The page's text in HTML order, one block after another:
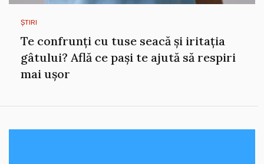
ȘTIRI
Te confrunți cu tuse seacă și iritația
gâtului? Află ce pași te ajută să respiri
mai ușor